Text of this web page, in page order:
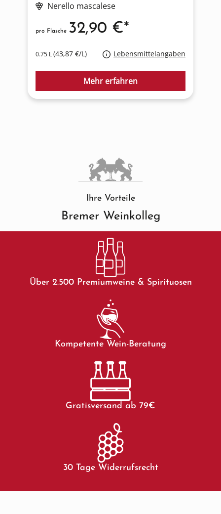
Nerello mascalese
0.75 L(43,87 €/L) Lebensmittelangaben
pro Flasche 32,90 €*
Mehr erfahren
Ihre Vorteile
Bremer Weinkolleg
Über 2.500 Premiumweine & Spirituosen
Kompetente Wein-Beratung
Gratisversand ab 79€
30 Tage Widerrufsrecht